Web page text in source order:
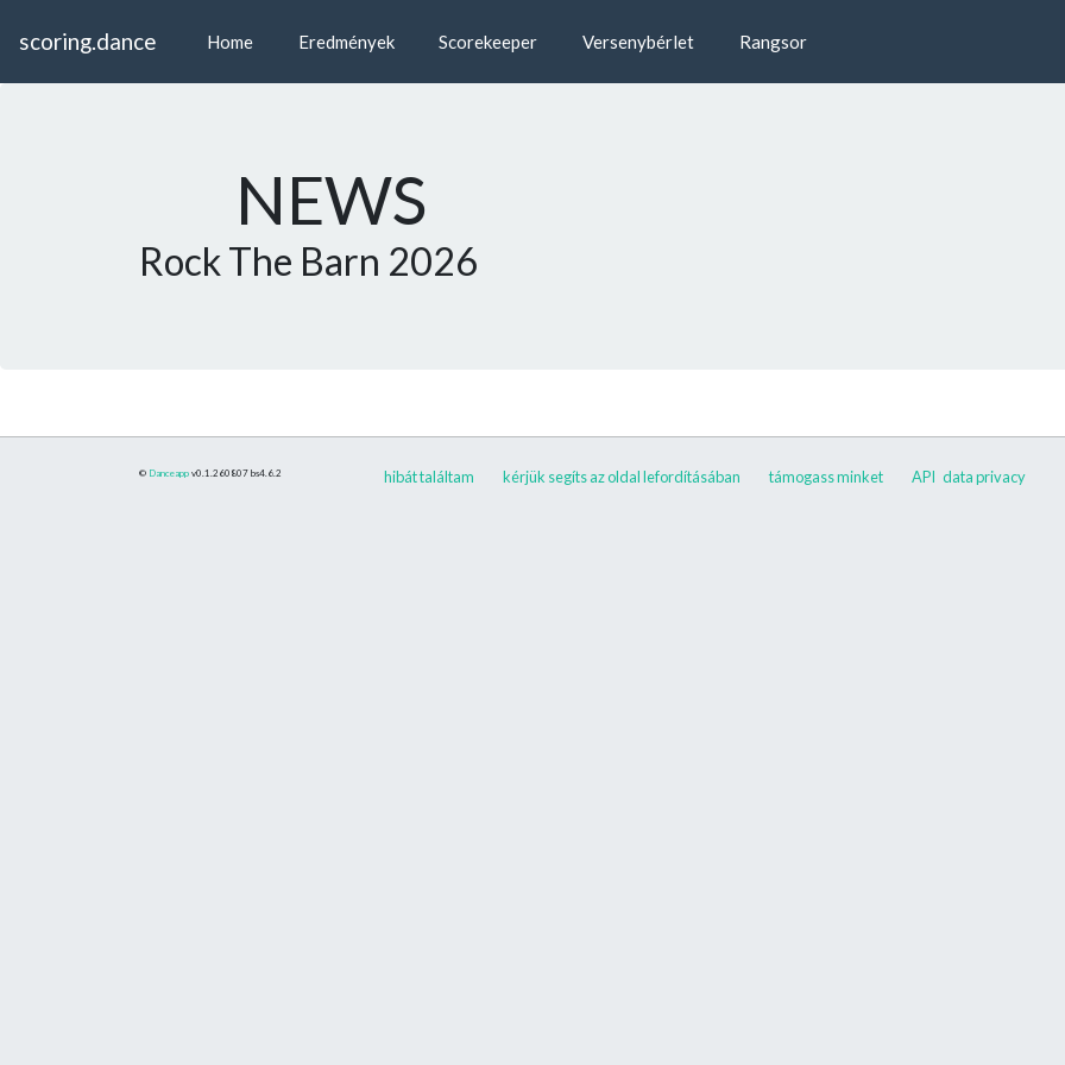
scoring.dance Home Eredmények Scorekeeper Versenybérlet Rangsor
NEWS
Rock The Barn 2026
© Danceapp v0.1.260807 bs4.6.2 hibát találtam kérjük segíts az oldal lefordításában támogass minket API data privacy